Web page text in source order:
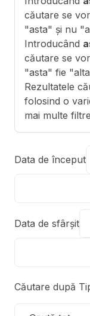
căutare se
"asta" și nu
Introducând
căutare se
"asta" fie
Rezultatele
folosind o
mai multe
Data de început
Data de sfârşit
Căutare după